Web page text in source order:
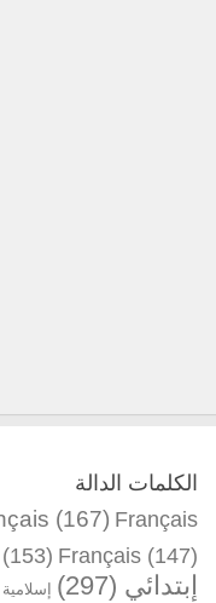
الكلمات الدالة
(167) Français
(153) Français (147)
إبتدائي (297) إسلامية